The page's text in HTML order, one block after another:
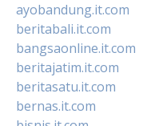
ayobandung.it.com
beritabali.it.com
bangsaonline.it.com
beritajatim.it.com
beritasatu.it.com
bernas.it.com